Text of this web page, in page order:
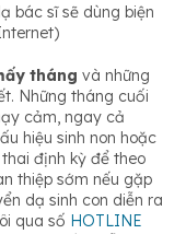
bác sĩ sẽ dùng biện
tháng và những
Những tháng cuối
cảm, ngay cả
hiệu sinh non hoặc
định kỳ để theo
thiệp sớm nếu gặp
dạ sinh con diễn ra
qua số HOTLINE